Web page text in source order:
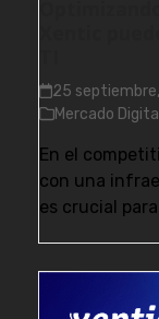
25
Mercado
En el
con una
es crucial